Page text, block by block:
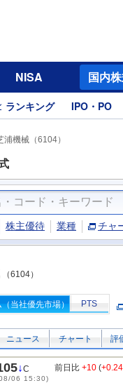
NISA 国内
ランキング IPO・PO
浦機械（6104）
株主優待 業種 チャ
（6104）
当社優先市場） PTS
ニュース チャート 評
↓C
06 15:30)
前日比 +10 (